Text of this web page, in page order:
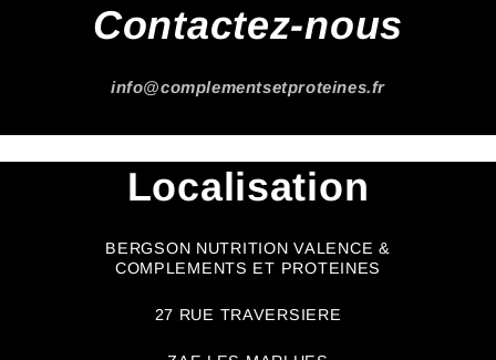
Contactez-nous
info@complementsetproteines.fr
Localisation
BERGSON NUTRITION VALENCE &
COMPLEMENTS ET PROTEINES
27 RUE TRAVERSIERE